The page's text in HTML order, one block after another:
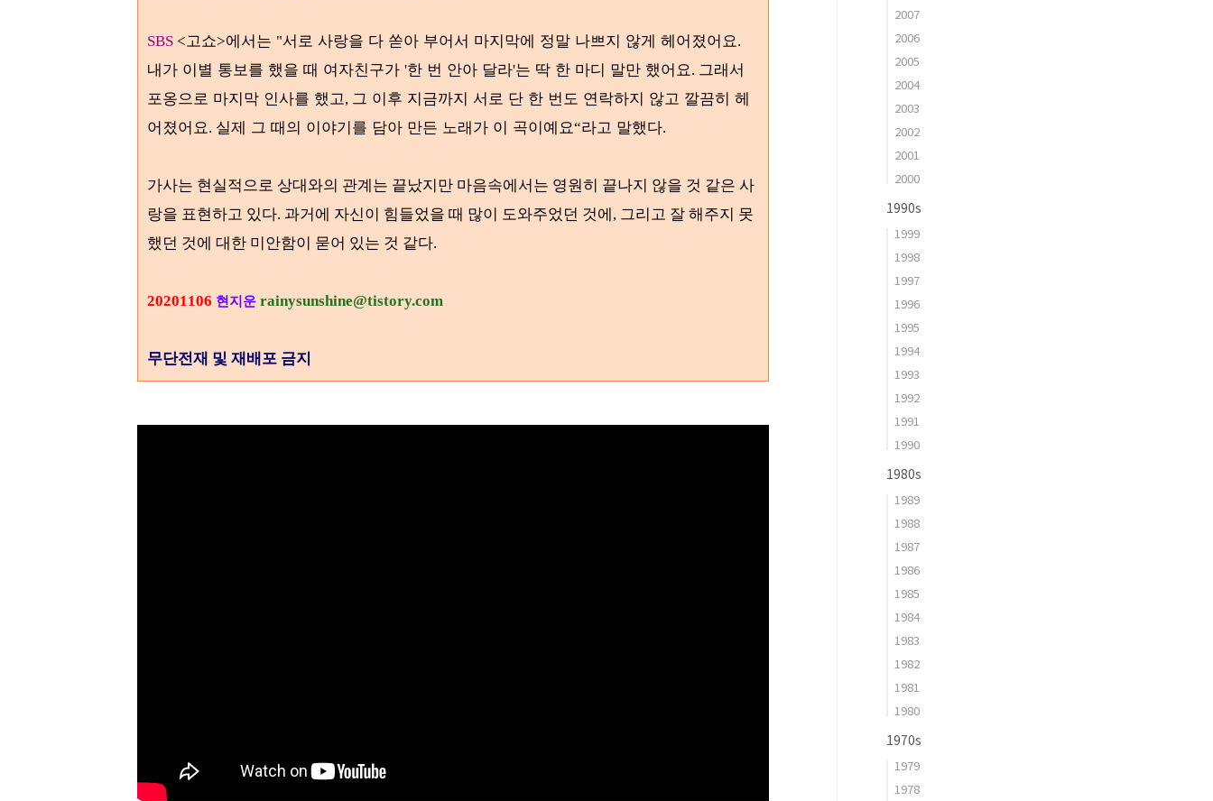
SBS <고쇼>에서는 "서로 사랑을 다 쏟아 부어서 마지막에 정말 나쁘지 않게 헤어졌어요.
내가 이별 통보를 했을 때 여자친구가 '한 번 안아 달라'는 딱 한 마디 말만 했어요. 그래서
포옹으로 마지막 인사를 했고, 그 이후 지금까지 서로 단 한 번도 연락하지 않고 깔끔히 헤
어졌어요. 실제 그 때의 이야기를 담아 만든 노래가 이 곡이예요“라고 말했다.
가사는 현실적으로 상대와의 관계는 끝났지만 마음속에서는 영원히 끝나지 않을 것 같은 사
랑을 표현하고 있다. 과거에 자신이 힘들었을 때 많이 도와주었던 것에, 그리고 잘 해주지 못
했던 것에 대한 미안함이 묻어 있는 것 같다.
20201106 현지운 rainysunshine@tistory.com
무단전재 및 재배포 금지
2007
2006
2005
2004
2003
2002
2001
2000
1990s
1999
1998
1997
1996
1995
1994
1993
1992
1991
1990
1980s
1989
1988
1987
1986
1985
1984
1983
1982
1981
1980
1970s
1979
1978